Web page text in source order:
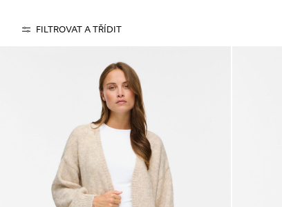
FILTROVAT A TŘÍDIT